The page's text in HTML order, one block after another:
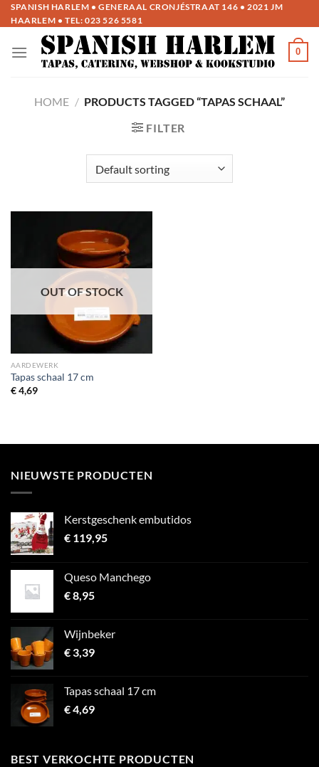
Ga
naar
SPANISH HARLEM • GENERAAL CRONJÉSTRAAT 146 • 2021 JM
HAARLEM • TEL: 023 526 5581
0
HOME / PRODUCTS TAGGED “TAPAS SCHAAL”
FILTER
OUT OF STOCK
AARDEWERK
Tapas schaal 17 cm
€4,69
NIEUWSTE PRODUCTEN
Kerstgeschenk embutidos
€ 119,95
Queso Manchego
€8,95
Wijnbeker
€3,39
Tapas schaal 17 cm
€4,69
BEST VERKOCHTE PRODUCTEN